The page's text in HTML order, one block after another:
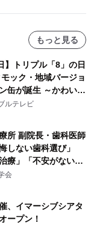
もっと見る
】トリプル「8」の日
ック・地域バージョ
缶が誕生 ～かわいい
田の四季と名所を巡
月1日(火)秋田県内で
ルテレビ
所 副院長・歯科医師
しない歯科選び」
療」「不安がない治
に専門監修
会
、イマーシブシアタ
ープン！